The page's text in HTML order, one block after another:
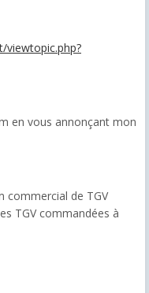
en vous annonçant mon
commercial de TGV
TGV commandées à